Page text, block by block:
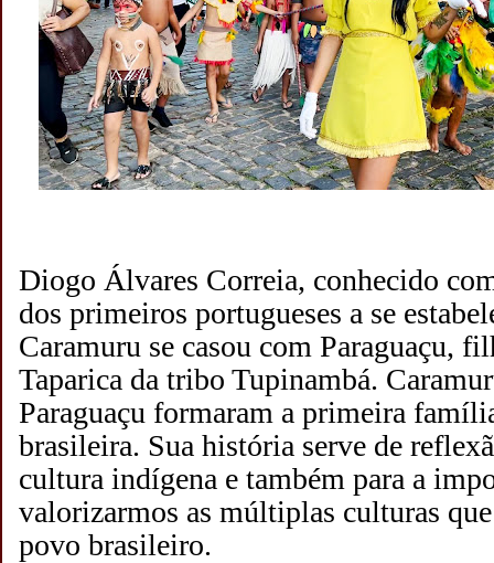
Diogo Álvares Correia, conhecido
dos primeiros portugueses a se
Caramuru se casou com Paraguaçu,
Taparica da tribo Tupinambá.
Paraguaçu formaram a primeira
brasileira. Sua história serve de
cultura indígena e também para a
valorizarmos as múltiplas culturas
povo brasileiro.